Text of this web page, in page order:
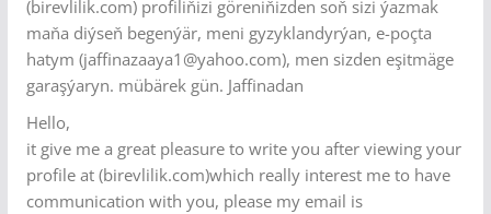
(birevlilik.com) profiliňizi göreniňizden soň sizi ýazmak
maňa diýseň begenýär, meni gyzyklandyrýan, e-poçta
hatym (jaffinazaaya1@yahoo.com), men sizden eşitmäge
garaşýaryn. mübärek gün. Jaffinadan
Hello,
it give me a great pleasure to write you after viewing your
profile at (birevlilik.com)which really interest me to have
communication with you, please my email is